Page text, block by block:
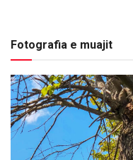
Fotografia e muajit